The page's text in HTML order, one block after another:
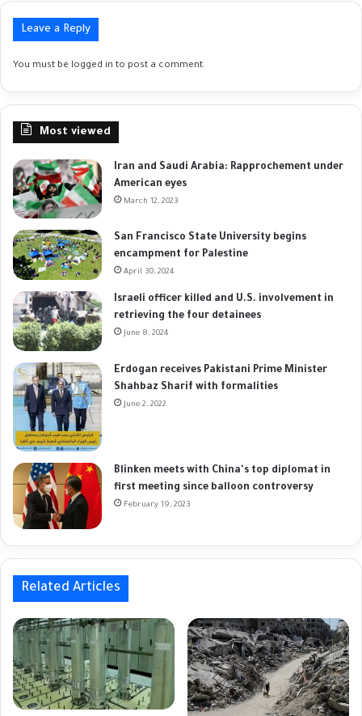
Leave a Reply
You must be logged in to post a comment.
Most viewed
Iran and Saudi Arabia: Rapprochement under
American eyes
March 12, 2023
San Francisco State University begins
encampment for Palestine
April 30, 2024
Israeli officer killed and U.S. involvement in
retrieving the four detainees
June 8, 2024
Erdogan receives Pakistani Prime Minister
Shahbaz Sharif with formalities
June 2, 2022
Blinken meets with China's top diplomat in
first meeting since balloon controversy
February 19, 2023
Related Articles